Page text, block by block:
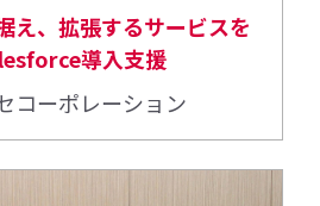
え、拡張するサービスを
導入支援
コーポレーション